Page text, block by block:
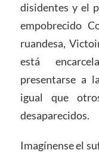
disidentes y el
empobrecido
ruandesa,
está
presentarse a
igual que
desaparecidos.
Imagínense el